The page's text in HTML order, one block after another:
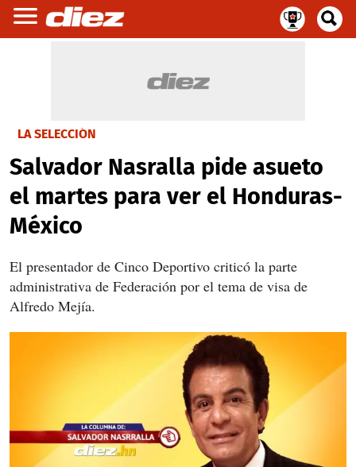
LA SELECCIÓN
Salvador Nasralla pide asueto
el martes para ver el Honduras-
México
El presentador de Cinco Deportivo criticó la parte
administrativa de Federación por el tema de visa de
Alfredo Mejía.